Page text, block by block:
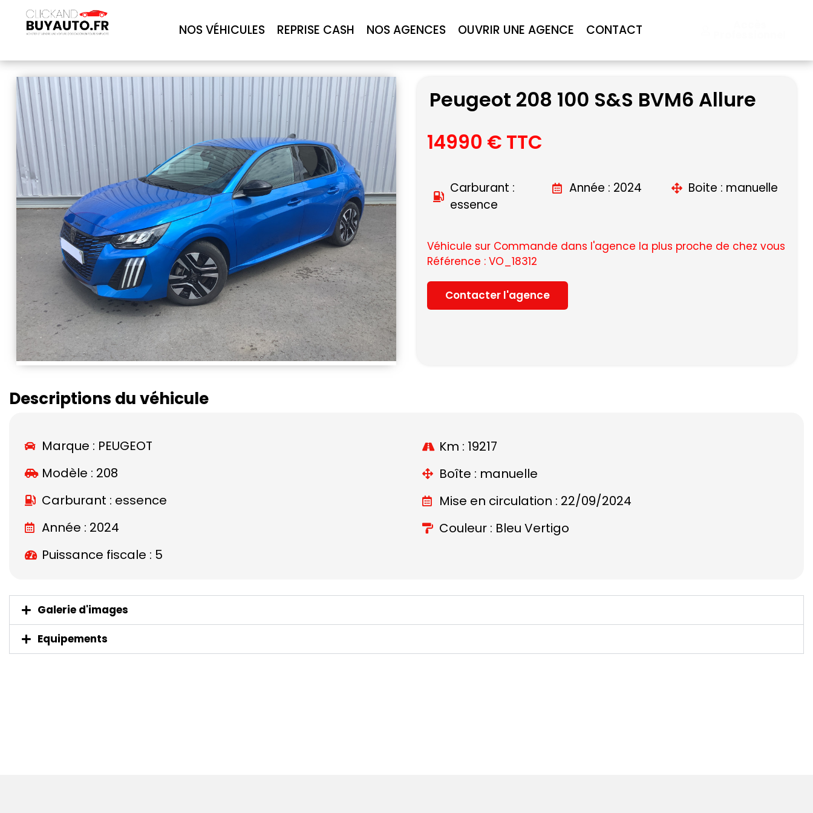
NOS VÉHICULES REPRISE CASH NOS AGENCES OUVRIR UNE AGENCE CONTACT
Peugeot 208 100 S&S BVM6 Allure
14990 € TTC
Carburant :
essence
Année : 2024 Boite : manuelle
Véhicule sur Commande dans l'agence la plus proche de chez vous
Référence : VO_18312
Contacter l'agence
Descriptions du véhicule
Marque : PEUGEOT
Modèle : 208
Carburant : essence
Année : 2024
Puissance fiscale : 5
Km : 19217
Boîte : manuelle
Mise en circulation : 22/09/2024
Couleur : Bleu Vertigo
Galerie d'images
Equipements